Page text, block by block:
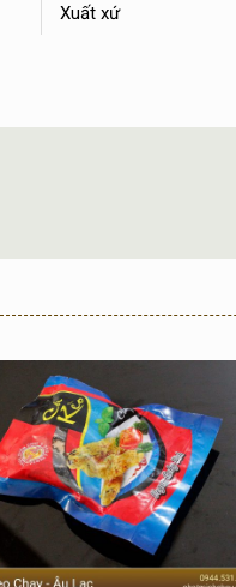
Xuất xứ
phẩm được nhiều tín đồ
Nạc gà nướng Mã Lai
sẽ cảm nhận được
TạiNhật Minh Chay
xuất.